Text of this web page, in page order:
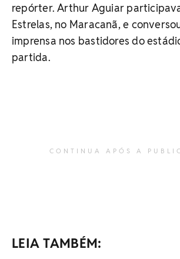
repórter. Arthur Aguiar
Estrelas, no Maracanã, e
imprensa nos bastidores do
partida.
CONTINUA APÓS A
LEIA TAMBÉM: